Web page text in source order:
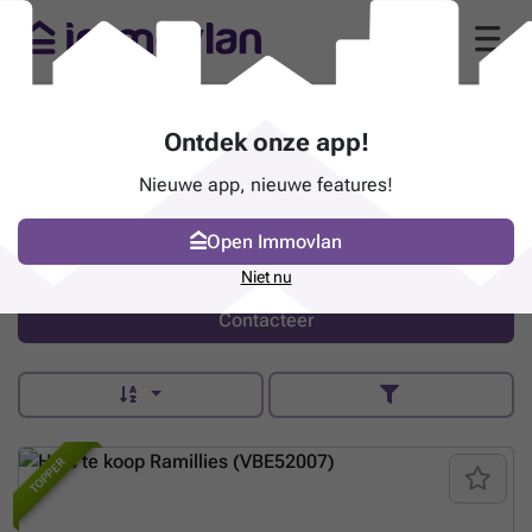
Bousval)
Avenue des Combattants 186A - 1470
Bousval
a arrêter Yatmo
Contacteer
TOPPER
Ontdek onze app!
Nieuwe app, nieuwe features!
Open Immovlan
Niet nu